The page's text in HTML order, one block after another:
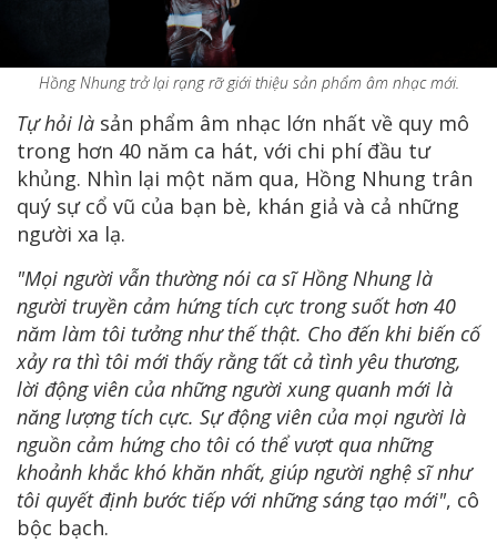
Hồng Nhung trở lại rạng rỡ giới thiệu sản phẩm âm nhạc mới.
Tự hỏi là sản phẩm âm nhạc lớn nhất về quy mô
trong hơn 40 năm ca hát, với chi phí đầu tư
khủng. Nhìn lại một năm qua, Hồng Nhung trân
quý sự cổ vũ của bạn bè, khán giả và cả những
người xa lạ.
"Mọi người vẫn thường nói ca sĩ Hồng Nhung là
người truyền cảm hứng tích cực trong suốt hơn 40
năm làm tôi tưởng như thế thật. Cho đến khi biến cố
xảy ra thì tôi mới thấy rằng tất cả tình yêu thương,
lời động viên của những người xung quanh mới là
năng lượng tích cực. Sự động viên của mọi người là
nguồn cảm hứng cho tôi có thể vượt qua những
khoảnh khắc khó khăn nhất, giúp người nghệ sĩ như
tôi quyết định bước tiếp với những sáng tạo mới", cô
bộc bạch.